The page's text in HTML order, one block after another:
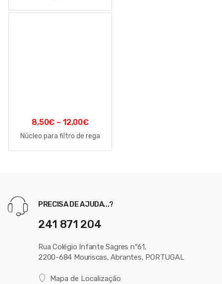
8,50€ – 12,00€
Núcleo para filtro de rega
PRECISA DE AJUDA...?
241 871 204
Rua Colégio Infante Sagres nº61,
2200-684 Mouriscas, Abrantes, PORTUGAL
Mapa de Localização